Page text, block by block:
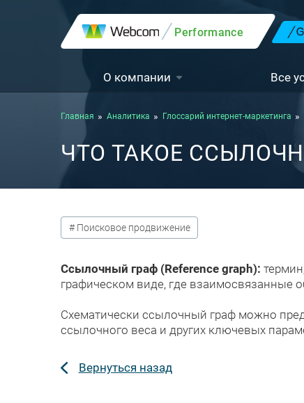
Performance
О компании Все
Главная Аналитика Глоссарий интернет-маркетинга
ЧТО ТАКОЕ
# Поисковое продвижение
Ссылочный граф (Reference graph):
графическом виде, где взаимосвязанные
Схематически ссылочный граф можно
ссылочного веса и других ключевых
Вернуться назад